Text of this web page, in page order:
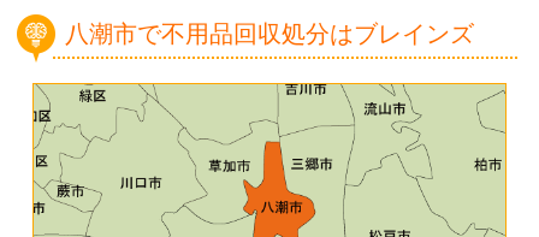
八潮市で不用品回収処分はブレインズ